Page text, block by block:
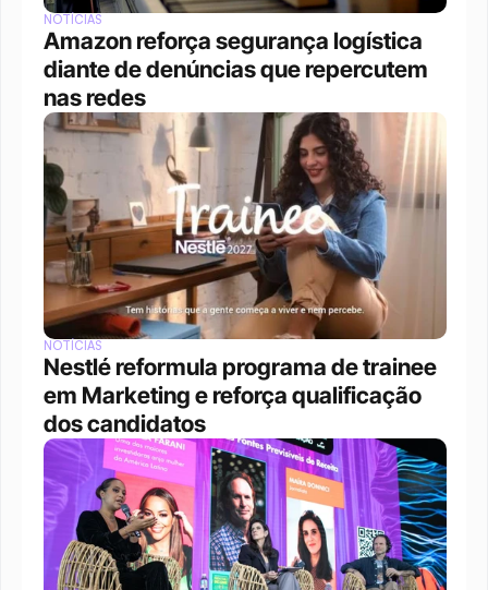
NOTÍCIAS
Amazon reforça segurança logística
diante de denúncias que repercutem
nas redes
NOTÍCIAS
Nestlé reformula programa de trainee
em Marketing e reforça qualificação
dos candidatos